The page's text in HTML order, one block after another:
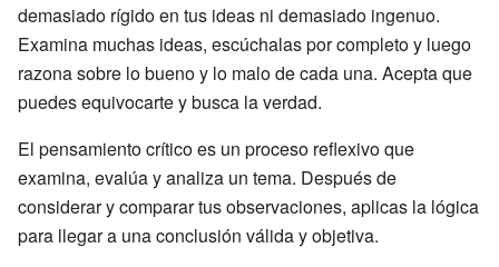
demasiado rígido en tus ideas ni demasiado ingenuo.
Examina muchas ideas, escúchalas por completo y luego
razona sobre lo bueno y lo malo de cada una. Acepta que
puedes equivocarte y busca la verdad.
El pensamiento crítico es un proceso reflexivo que
examina, evalúa y analiza un tema. Después de
considerar y comparar tus observaciones, aplicas la lógica
para llegar a una conclusión válida y objetiva.